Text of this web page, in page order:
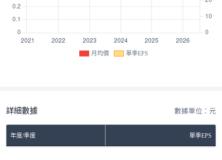
月均價 單季EPS
詳細數據 數據單位：元
年度/季度 單季EPS